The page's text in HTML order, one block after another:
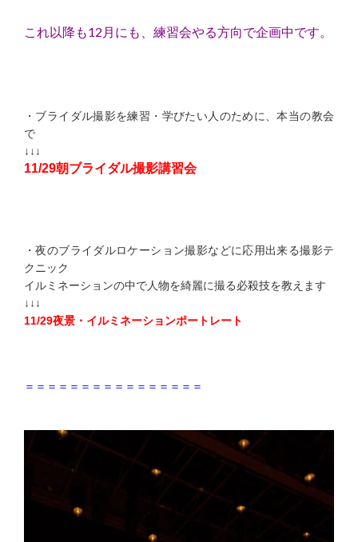
これ以降も12月にも、練習会やる方向で企画中です。
・ブライダル撮影を練習・学びたい人のために、本当の教会
で
↓↓↓
11/29朝ブライダル撮影講習会
・夜のブライダルロケーション撮影などに応用出来る撮影テ
クニック
イルミネーションの中で人物を綺麗に撮る必殺技を教えます
↓↓↓
11/29夜景・イルミネーションポートレート
＝＝＝＝＝＝＝＝＝＝＝＝＝＝＝＝